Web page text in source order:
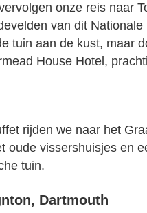
onze reis naar
van dit
tuin aan de kust, maar
House Hotel,
rijden we naar het
oude vissershuisjes en
tuin.
Dartmouth